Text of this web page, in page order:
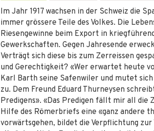
Im Jahr 1917 wachsen in der Schweiz die
immer grössere Teile des Volkes. Die
Riesengewinne beim Export in
Gewerkschaften. Gegen Jahresende
Verträgt sich diese bis zum Zerreissen
und Gerechtigkeit? «Wer erwartet heute
Karl Barth seine Safenwiler und mutet
zu. Dem Freund Eduard Thurneysen
Predigens». «Das Predigen fällt mir all die
Hilfe des Römerbriefs eine «ganz andere
vorwärtsgehen, bildet die Verpflichtung